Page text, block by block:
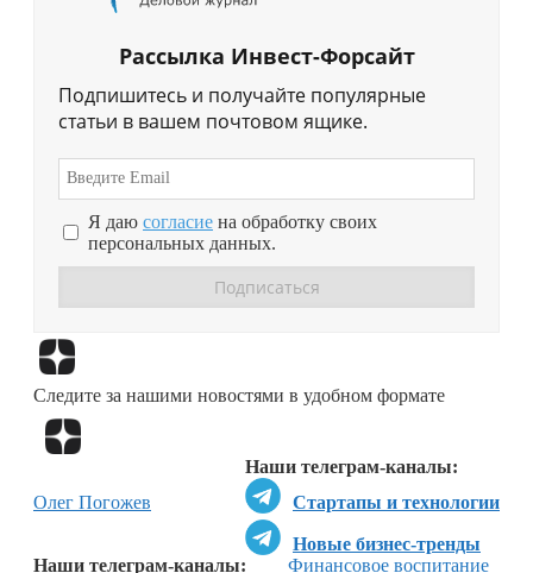
Рассылка Инвест-Форсайт
Подпишитесь и получайте популярные
статьи в вашем почтовом ящике.
Я даю согласие на обработку своих
персональных данных.
Следите за нашими новостями в удобном формате
Наши телеграм-каналы:
Стартапы и технологии
Новые бизнес-тренды
Наши телеграм-каналы:
Олег Погожев
Финансовое воспитание